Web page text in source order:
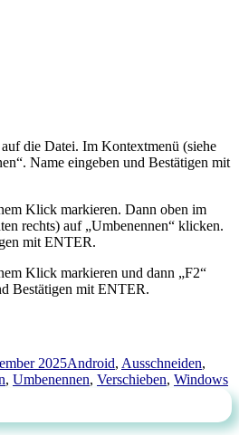
die Datei. Im Kontextmenü (siehe
Name eingeben und Bestätigen mit
Klick markieren. Dann oben im
rechts) auf „Umbenennen“ klicken.
mit ENTER.
Klick markieren und dann „F2“
Bestätigen mit ENTER.
2025Schlagwörter
Android, Ausschneiden,
, Umbenennen, Verschieben, Windows